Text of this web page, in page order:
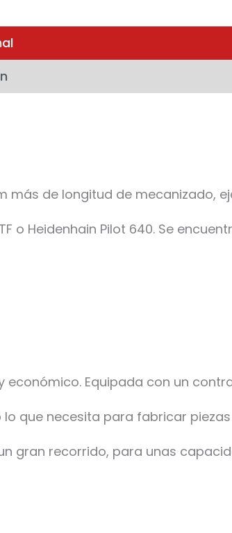
de longitud de mecanizado,
o Heidenhain Pilot 640. Se
económico. Equipada con un
lo que necesita para fabricar
gran recorrido, para unas